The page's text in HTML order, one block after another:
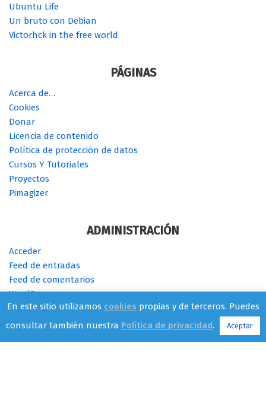
Ubuntu Life
Un bruto con Debian
Victorhck in the free world
PÁGINAS
Acerca de…
Cookies
Donar
Licencia de contenido
Política de protección de datos
Cursos Y Tutoriales
Proyectos
Pimagizer
ADMINISTRACIÓN
Acceder
Feed de entradas
Feed de comentarios
WordPress.org
En este sitio utilizamos cookies propias y de terceros. Puedes
consultar también nuestra Política de privacidad. Aceptar